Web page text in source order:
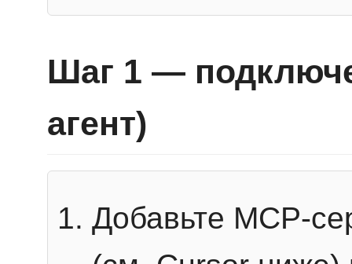
Шаг 1 —
агент)
Добавьте MCP-